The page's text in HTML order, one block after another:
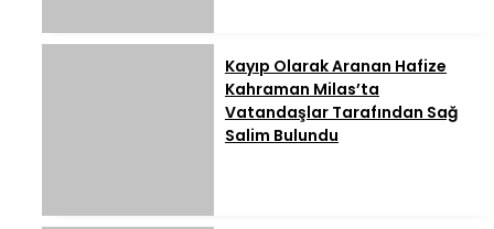
Kayıp Olarak Aranan Hafize
Kahraman Milas’ta
Vatandaşlar Tarafından Sağ
Salim Bulundu